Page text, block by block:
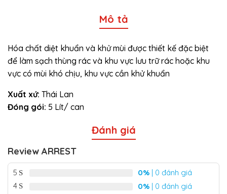
Mô tả
Hóa chất diệt khuẩn và khử mùi được thiết kế đặc biệt
để làm sạch thùng rác và khu vực lưu trữ rác hoặc khu
vực có mùi khó chịu, khu vực cần khử khuẩn
Xuất xứ: Thái Lan
Đóng gói: 5 Lít/ can
Đánh giá
Review ARREST
5 0% | 0 đánh giá
4
0% | 0 đánh giá